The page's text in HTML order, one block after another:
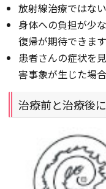
放射線治療ではな
身体への負担が少
復帰が期待できます
患者さんの症状を
害事象が生じた場
治療前と治療後